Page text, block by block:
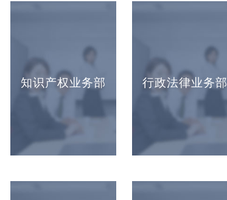
知识产权业务部 行政法律业务部